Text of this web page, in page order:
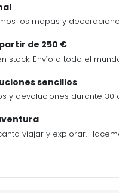
los mapas y
de 250 €
stock. Envío a todo el
sencillos
y devoluciones durante
viajar y explorar.